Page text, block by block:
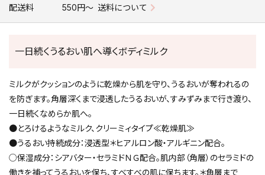
配送料 550円〜 送料について
一日続くうるおい肌へ導くボディミルク
ミルクがクッションのように乾燥から肌を守り、うるおいが奪われるの
を防ぎます。角層深くまで浸透したうるおいが、すみずみまで行き渡り、
一日続くなめらか肌へ。
●とろけるようなミルク、クリーミィタイプ≪乾燥肌≫
●うるおい持続成分：浸透型＊ヒアルロン酸・アルギニン配合。
○保湿成分：シアバター・セラミドＮＧ配合。肌内部（角層）のセラミドの
働きを補ってうるおいを保ち、すべすべの肌に保ちます。＊角層まで